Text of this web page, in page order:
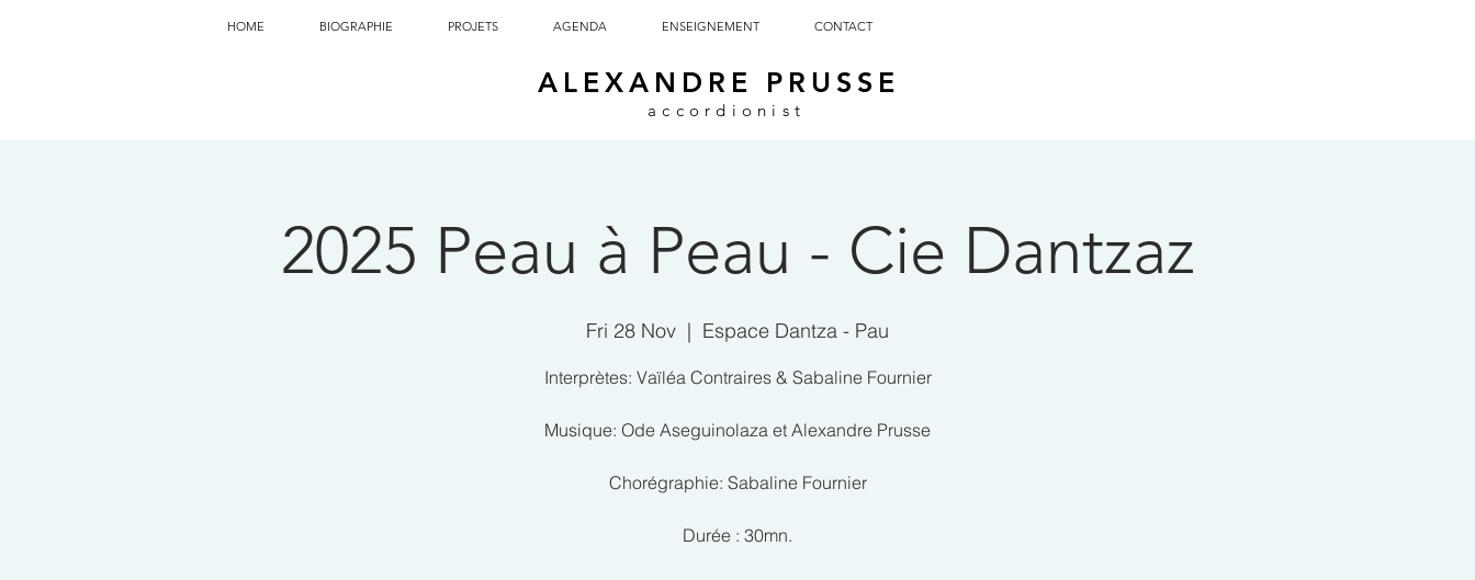
HOME BIOGRAPHIE PROJETS AGENDA ENSEIGNEMENT CONTACT
ALEXANDRE PRUSSE
accordionist
2025 Peau à Peau - Cie Dantzaz
Fri 28 Nov
  |
Espace Dantza - Pau
Interprètes: Vaïléa Contraires & Sabaline Fournier
Musique: Ode Aseguinolaza et Alexandre Prusse
Chorégraphie: Sabaline Fournier
Durée : 30mn.